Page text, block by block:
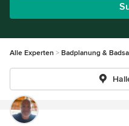
Alle Experten Badplanung &